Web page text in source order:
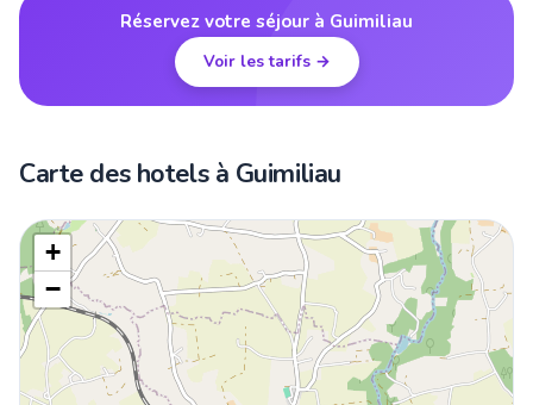
Réservez votre séjour à Guimiliau
Voir les tarifs →
Carte des hotels à Guimiliau
+
−